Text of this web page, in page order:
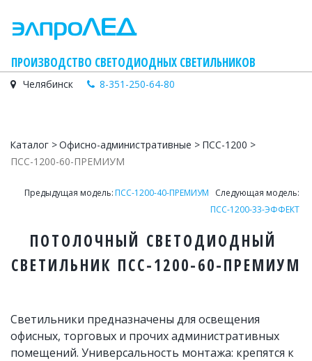
    ПРОИЗВОДСТВО СВЕТОДИОДНЫХ СВЕТИЛЬНИКОВ
Челябинск 8-351-250-64-80
Каталог > Офисно-административные > ПСС-1200
>
ПСС-1200-60-ПРЕМИУМ
Предыдущая модель: ПСС-1200-40-ПРЕМИУМ
ПСС-1200-33-ЭФФЕКТ
ПОТОЛОЧНЫЙ СВЕТОДИОДНЫЙ
СВЕТИЛЬНИК ПСС-1200-60-ПРЕМИУМ
Светильники предназначены для освещения
офисных, торговых и прочих административных
помещений. Универсальность монтажа: крепятся к